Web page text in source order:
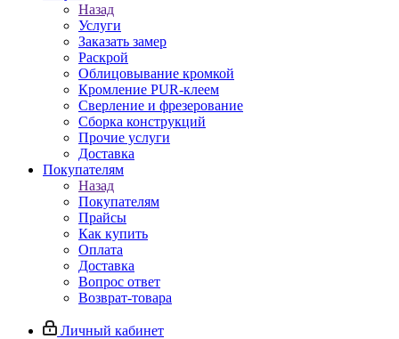
Назад
Услуги
Заказать замер
Раскрой
Облицовывание кромкой
Кромление PUR-клеем
Сверление и фрезерование
Сборка конструкций
Прочие услуги
Доставка
Покупателям
Назад
Покупателям
Прайсы
Как купить
Оплата
Доставка
Вопрос ответ
Возврат-товара
Личный кабинет